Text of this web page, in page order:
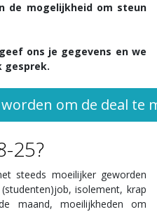
de mogelijkheid om steun
ons je gegevens en we
gesprek.
om de deal te
25?
steeds moeilijker geworden
isolement, krap
maand, moeilijkheden om